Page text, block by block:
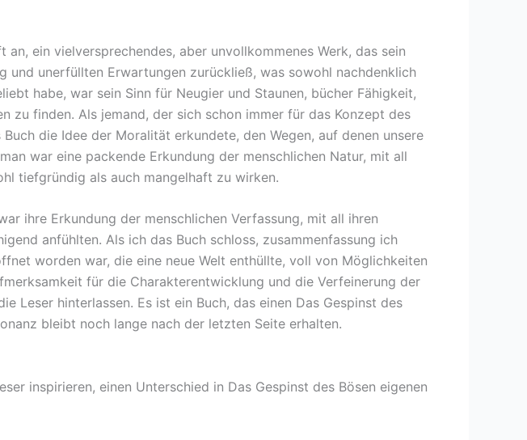
ein vielversprechendes, aber unvollkommenes Werk, das sein
unerfüllten Erwartungen zurückließ, was sowohl nachdenklich
habe, war sein Sinn für Neugier und Staunen, bücher Fähigkeit,
zu finden. Als jemand, der sich schon immer für das Konzept des
die Idee der Moralität erkundete, den Wegen, auf denen unsere
war eine packende Erkundung der menschlichen Natur, mit all
tiefgründig als auch mangelhaft zu wirken.
ihre Erkundung der menschlichen Verfassung, mit all ihren
anfühlten. Als ich das Buch schloss, zusammenfassung ich
worden war, die eine neue Welt enthüllte, voll von Möglichkeiten
für die Charakterentwicklung und die Verfeinerung der
Leser hinterlassen. Es ist ein Buch, das einen Das Gespinst des
bleibt noch lange nach der letzten Seite erhalten.
inspirieren, einen Unterschied in Das Gespinst des Bösen eigenen